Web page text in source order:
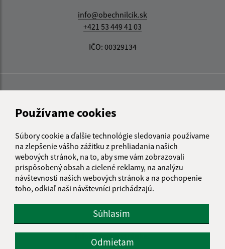
Používame cookies
Súbory cookie a ďalšie technológie sledovania používame
na zlepšenie vášho zážitku z prehliadania našich
webových stránok, na to, aby sme vám zobrazovali
prispôsobený obsah a cielené reklamy, na analýzu
návštevnosti našich webových stránok a na pochopenie
toho, odkiaľ naši návštevníci prichádzajú.
Súhlasím
Odmietam
info@obechnilcik.sk
+421 53 449 41 03
IČO: 00329134
Informácie o stránke: